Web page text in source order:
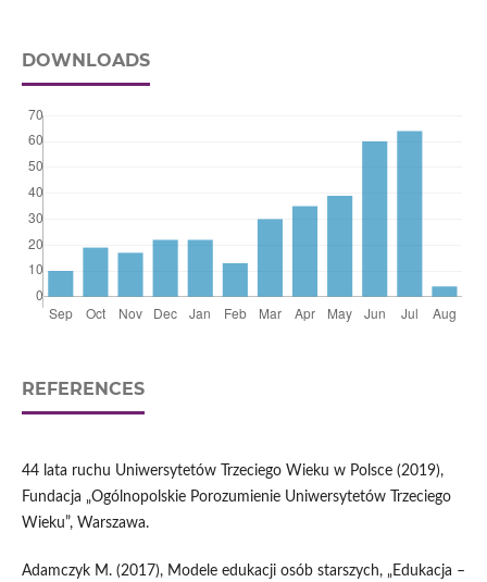
DOWNLOADS
REFERENCES
44 lata ruchu Uniwersytetów Trzeciego Wieku w Polsce (2019),
Fundacja „Ogólnopolskie Porozumienie Uniwersytetów Trzeciego
Wieku”, Warszawa.
Adamczyk M. (2017), Modele edukacji osób starszych, „Edukacja –